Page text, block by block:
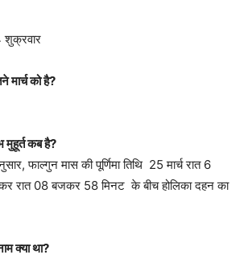
शुक्रवार
मार्च को है?
मुहूर्त कब है?
फाल्गुन मास की पूर्णिमा तिथि 25 मार्च रात 6
रात 08 बजकर 58 मिनट के बीच होलिका दहन का
क्या था?